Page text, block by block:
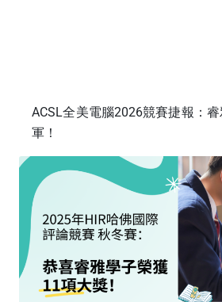
ACSL全美電腦2026競賽捷報：
軍！